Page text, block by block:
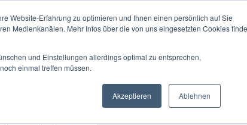
Website-Erfahrung zu optimieren und Ihnen einen persönlich auf Sie
Medienkanälen. Mehr Infos über die von uns eingesetzten Cookies
und Einstellungen allerdings optimal zu entsprechen,
einmal treffen müssen.
Akzeptieren Ablehnen
Suche...